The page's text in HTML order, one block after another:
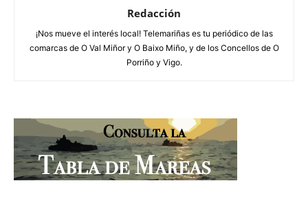
Redacción
¡Nos mueve el interés local! Telemariñas es tu periódico de las
comarcas de O Val Miñor y O Baixo Miño, y de los Concellos de O
Porriño y Vigo.